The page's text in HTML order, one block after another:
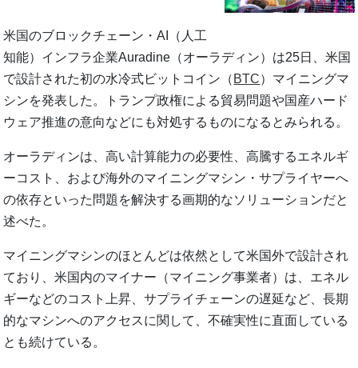
米国のブロックチェーン・AI（人工
知能）インフラ企業Auradine（オーラディン）は25日、米国
で設計された初の水冷式ビットコイン（ BTC）マイニングマ
シンを発表した。トランプ政権による貿易問題や国産ハード
ウェア推進の意向などにも対処するものになるとみられる。
オーラディンは、高い計算能力の必要性、高騰するエネルギ
ーコスト、および海外のマイニングマシン・サプライヤーへ
の依存といった問題を解決する画期的なソリューションだと
述べた。
マイニングマシンのほとんどは依然として米国外で設計され
ており、米国内のマイナー（マイニング事業者）は、エネル
ギーなどのコスト上昇、サプライチェーンの遅延など、長期
的なマシンへのアクセスに関して、不確実性に直面している
とも続けている。